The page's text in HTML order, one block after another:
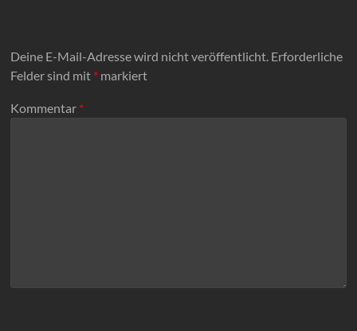
Deine E-Mail-Adresse wird nicht veröffentlicht. Erforderliche
Felder sind mit * markiert
Kommentar *